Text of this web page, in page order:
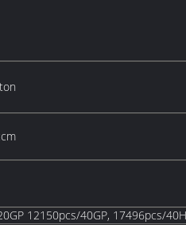
12150pcs/40GP, 17496pcs/